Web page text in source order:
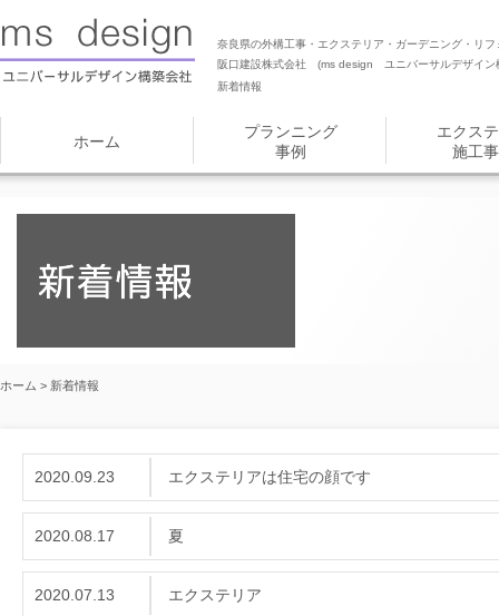
奈良県の外構工事・エクステリア・ガーデニング・リ
阪口建設株式会社 (ms design ユニバーサルデザイン
新着情報
ホーム
プランニング
事例
エクス
施工
ホーム > 新着情報
2020.09.23 エクステリアは住宅の顔です
2020.08.17 夏
2020.07.13 エクステリア